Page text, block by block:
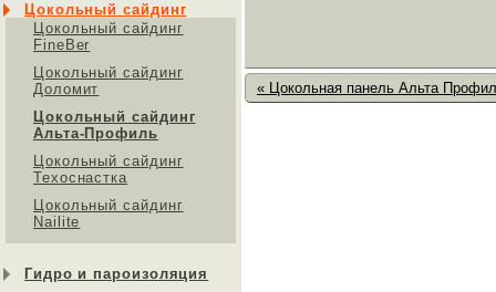
Цокольный сайдинг
Цокольный сайдинг
FineBer
Цокольный сайдинг
Доломит
Цокольный сайдинг
Альта-Профиль
Цокольный сайдинг
Техоснастка
Цокольный сайдинг
Nailite
Гидро и пароизоляция
« Цокольная панель Альта